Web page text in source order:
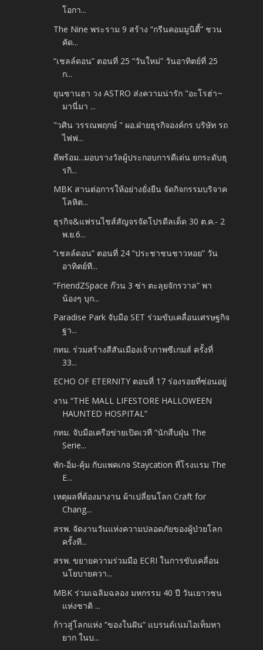
โอกา...
The Nine พระราม 9 สร้าง “กรีนคอมมูนิตี้” ชวน
คัด...
“เชลล์ดอน” ตอนที่ 25 “วันใหม่” วันอาทิตย์ที่ 25
ก...
ยุนซานฮา วง ASTRO ส่งความน่ารัก "อะโรฮ่า~
มานี่มา ...
"วศิน วรรณพฤกษ์ " ผอ.ฝ่ายธุรกิจองค์กร บริษัท รถ
ไฟฟ...
ดีพร้อม...มอบรางวัลผู้ประกอบการดีเด่น ยกระดับธุ
รกิ...
MBK สานต่อการให้อย่างยั่งยืน จัดกิจกรรมบริจาค
โลหิต...
ธุรกิจ&แฟรนไชส์สัญจรจัดโปรดีลเด็ด 30 ต.ค.- 2
พ.ย.6...
“เชลล์ดอน” ตอนที่ 24 “ประชาชนชาวหอย” วัน
อาทิตย์ที...
“FriendZSpace ก๊วน 3 ซ่า ตะลุยจักรวาล” พา
น้องๆ บุก...
Paradise Park จับมือ SET ร่วมขับเคลื่อนเศรษฐกิจ
ฐา...
กทม. ร่วมสร้างสีสันเมืองเจ้าภาพซีเกมส์ ครั้งที่
33...
ECHO OF ETERNITY ตอนที่ 17 ร่องรอยที่ซ่อนอยู่
งาน “THE MALL LIFESTORE HALLOWEEN
HAUNTED HOSPITAL”
กทม. จับมือเครือข่ายเปิดเวที “นักสืบฝุ่น The
Serie...
พัก-อิ่ม-คุ้ม กับแพคเกจ Staycation ที่โรงแรม The
E...
เหตุผลที่ต้องมางาน ผ้าเปลี่ยนโลก Craft for
Chang...
สรพ. จัดงานวันแห่งความปลอดภัยของผู้ป่วยโลก
ครั้งที...
สรพ. ขยายความร่วมมือ ECRI ในการขับเคลื่อน
นโยบายควา...
MBK ร่วมเฉลิมฉลอง มหกรรม 40 ปี วันเยาวชน
แห่งชาติ ...
ก้าวสู่โลกแห่ง “ของในฝัน” แบรนด์เนมไอเท็มหา
ยาก ในบ...